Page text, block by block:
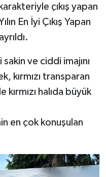
çıkış yapan
En İyi Çıkış Yapan
ve ciddi imajını
kırmızı transparan
halıda büyük
en çok konuşulan